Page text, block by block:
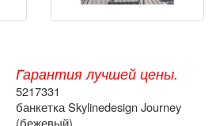
Гарантия лучшей цены.
5217331
банкетка Skylinedesign Journey
(бежевый)